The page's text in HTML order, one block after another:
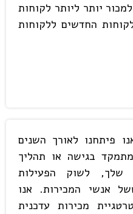
יותר ליותר לקוחות
החדשים ללקוחות
פיתחנו לאורך השנים
בגישה או תהליך
שלך, לשוק הפעילות
אנשי המכירות. אנו
מכירות עדכנית